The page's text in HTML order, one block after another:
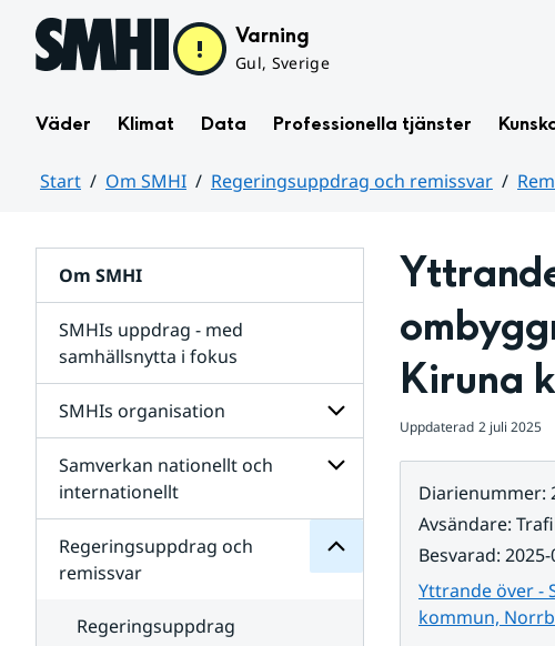
Hoppa till sidans innehåll Varning
Gul, Sverige
Väder Klimat Data Professionella tjänster
Start Om SMHI Regeringsuppdrag och remissvar
Om SMHI
SMHIs uppdrag - med
samhällsnytta i fokus
SMHIs organisation
Undersidor
organisation
Samverkan nationellt och
internationellt
Undersidor
för
internationellt
Regeringsuppdrag och
remissvar
för
Regeringsuppdrag
remissvar
Regeringsuppdrag
Kiruna
Uppdaterad 2 juli 2025
Diarienummer:
Avsändare:
Besvarad: 2025-
Yttrande över -
kommun,